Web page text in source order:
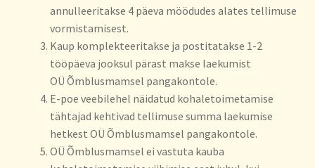
annulleeritakse 4 päeva möödudes alates tellimuse
vormistamisest.
Kaup komplekteeritakse ja postitatakse 1-2
tööpäeva jooksul pärast makse laekumist
OÜ Õmblusmamsel pangakontole.
E-poe veebilehel näidatud kohaletoimetamise
tähtajad kehtivad tellimuse summa laekumise
hetkest OÜ Õmblusmamsel pangakontole.
OÜ Õmblusmamsel ei vastuta kauba